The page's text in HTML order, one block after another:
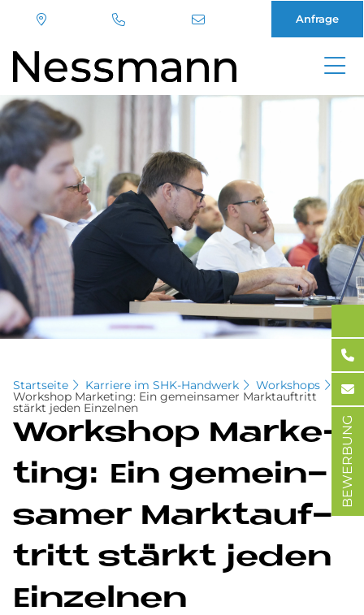
Direkt
zum
Inhalt
Anfrage
Startseite Karriere im SHK-Handwerk Workshops
Workshop Marketing: Ein gemeinsamer Marktauftritt
stärkt jeden Einzelnen
Work­s­hop Mar­ke­
ting: Ein ge­mein­
sa­mer Markt­auf­
tritt stär­kt je­den
Ein­zel­nen
BEWERBUNG